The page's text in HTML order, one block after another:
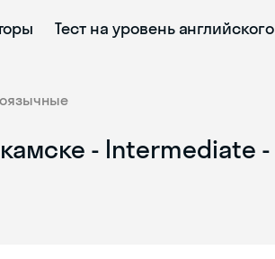
Тест на уровень английского
- Intermediate